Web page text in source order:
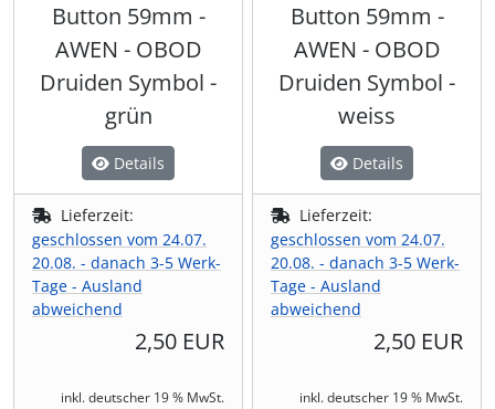
Button 59mm -
AWEN - OBOD
Druiden Symbol -
grün
Details
Lieferzeit:
geschlossen vom 24.07.
20.08. - danach 3-5 Werk-
Tage - Ausland
abweichend
2,50 EUR
inkl. deutscher 19 % MwSt.
Button 59mm -
AWEN - OBOD
Druiden Symbol -
weiss
Details
Lieferzeit:
geschlossen vom 24.07.
20.08. - danach 3-5 Werk-
Tage - Ausland
abweichend
2,50 EUR
inkl. deutscher 19 % MwSt.